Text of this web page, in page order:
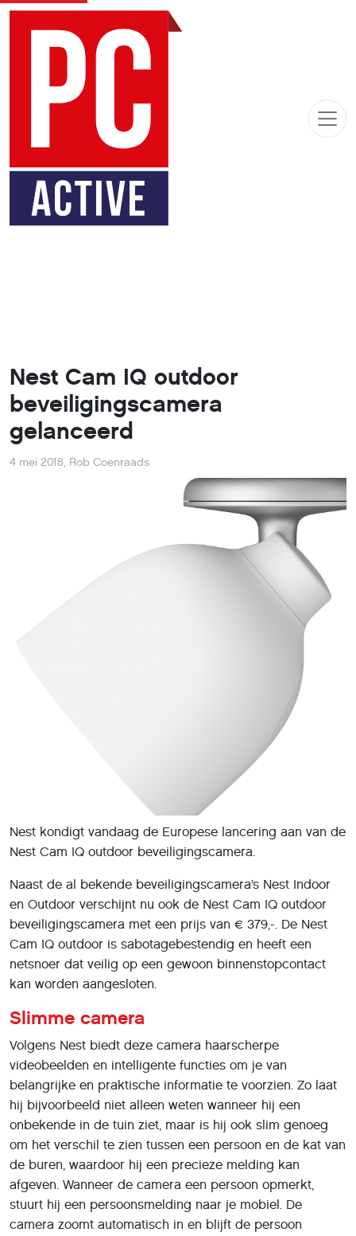
Nest Cam IQ outdoor
beveiligingscamera
gelanceerd
4 mei 2018, Rob Coenraads
Nest kondigt vandaag de Europese lancering aan van de
Nest Cam IQ outdoor beveiligingscamera.
Naast de al bekende beveiligingscamera’s Nest Indoor
en Outdoor verschijnt nu ook de Nest Cam IQ outdoor
beveiligingscamera met een prijs van € 379,-. De Nest
Cam IQ outdoor is sabotagebestendig en heeft een
netsnoer dat veilig op een gewoon binnenstopcontact
kan worden aangesloten.
Slimme camera
Volgens Nest biedt deze camera haarscherpe
videobeelden en intelligente functies om je van
belangrijke en praktische informatie te voorzien. Zo laat
hij bijvoorbeeld niet alleen weten wanneer hij een
onbekende in de tuin ziet, maar is hij ook slim genoeg
om het verschil te zien tussen een persoon en de kat van
de buren, waardoor hij een precieze melding kan
afgeven. Wanneer de camera een persoon opmerkt,
stuurt hij een persoonsmelding naar je mobiel. De
camera zoomt automatisch in en blijft de persoon